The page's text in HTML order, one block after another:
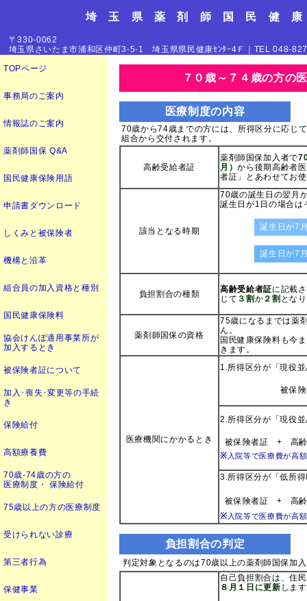
埼 玉 県 薬 剤 師 国 民 健
〒330-0062
埼玉県さいたま市浦和区仲町3-5-1 埼玉県県民健康ｾﾝﾀｰ4Ｆ｜TEL 048-
TOPページ
事務局のご案内
情報誌のご案内
薬剤師国保 Q&A
国民健康保険用語
申請書ダウンロード
しくみと被保険者
機構と沿革
組合員の加入資格と種別
国民健康保険料
協会けんぽ適用事業所が
加入するとき
被保険者証について
加入･喪失･変更等の手続
き
保険給付
高額療養費
70歳-74歳の方の
医療制度・ 保険給付
75歳以上の方の医療制度
受けられない診療
第三者行為
保健事業
７０歳～７４歳の方の
医療制度の内容
70歳から74歳までの方には、所得区分に応じ
組合から交付されます。
高齢受給者証
薬剤師国保加入者で
月）から後期高齢者
者証」とあわせてお
該当となる時期
70歳の誕生日の翌月
誕生日が1日の場合は
誕生日が7
誕生日が7
負担割合の種類 高齢受給者証に記載
じて ３割 か ２割 とな
薬剤師国保の資格
75歳になるまでは薬
ん。
国民健康保険料も今
きます。
医療機関にかかるとき
1.所得区分が「現役
被保
2.所得区分が「現役
被保険者証 +
高
※ 入院等で医療費が高
3.所得区分が「低所得
被保険者証 +
高
※ 入院等で医療費が高
負担割合の判定
判定対象となるのは70歳以上の薬剤師国保加
自己負担割合は、住
８月１日に更新 しま